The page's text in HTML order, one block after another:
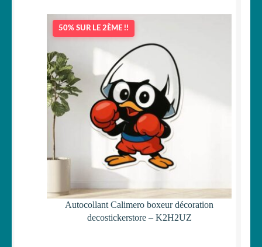
50% SUR LE 2ÈME !!
Autocollant Calimero boxeur décoration
decostickerstore – K2H2UZ